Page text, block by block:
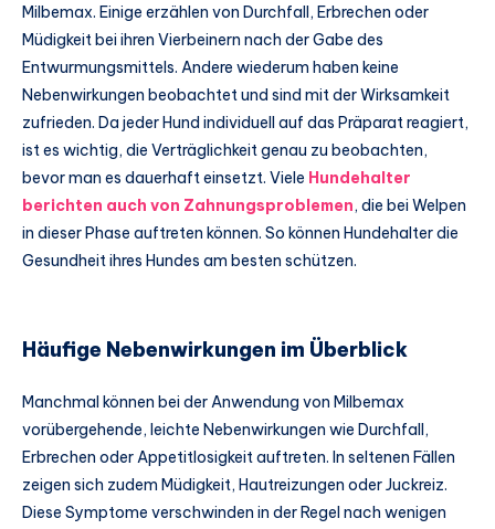
Milbemax. Einige erzählen von Durchfall, Erbrechen oder
Müdigkeit bei ihren Vierbeinern nach der Gabe des
Entwurmungsmittels. Andere wiederum haben keine
Nebenwirkungen beobachtet und sind mit der Wirksamkeit
zufrieden. Da jeder Hund individuell auf das Präparat reagiert,
ist es wichtig, die Verträglichkeit genau zu beobachten,
bevor man es dauerhaft einsetzt. Viele Hundehalter
berichten auch von Zahnungsproblemen, die bei Welpen
in dieser Phase auftreten können. So können Hundehalter die
Gesundheit ihres Hundes am besten schützen.
Häufige Nebenwirkungen im Überblick
Manchmal können bei der Anwendung von Milbemax
vorübergehende, leichte Nebenwirkungen wie Durchfall,
Erbrechen oder Appetitlosigkeit auftreten. In seltenen Fällen
zeigen sich zudem Müdigkeit, Hautreizungen oder Juckreiz.
Diese Symptome verschwinden in der Regel nach wenigen